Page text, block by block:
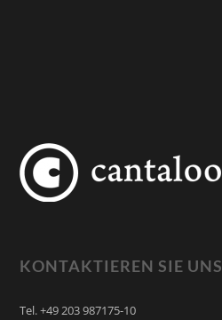
KONTAKTIEREN SIE UNS
Tel. +49 203 987175-10